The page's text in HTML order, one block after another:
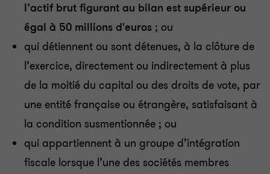
l’actif brut figurant au bilan est supérieur ou
égal à 50 millions d'euros ; ou
qui détiennent ou sont détenues, à la clôture de
l’exercice, directement ou indirectement à plus
de la moitié du capital ou des droits de vote, par
une entité française ou étrangère, satisfaisant à
la condition susmentionnée ; ou
qui appartiennent à un groupe d’intégration
fiscale lorsque l’une des sociétés membres